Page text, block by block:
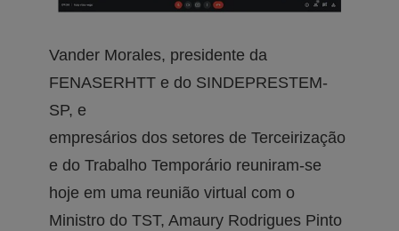
Vander Morales, presidente da
FENASERHTT e do SINDEPRESTEM-
SP, e
empresários dos setores de Terceirização
e do Trabalho Temporário reuniram-se
hoje em uma reunião virtual com o
Ministro do TST, Amaury Rodrigues Pinto